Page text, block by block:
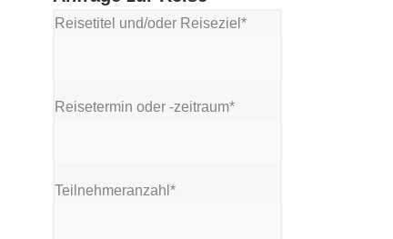
Reisetitel und/oder Reiseziel*
Reisetermin oder -zeitraum*
Teilnehmeranzahl*